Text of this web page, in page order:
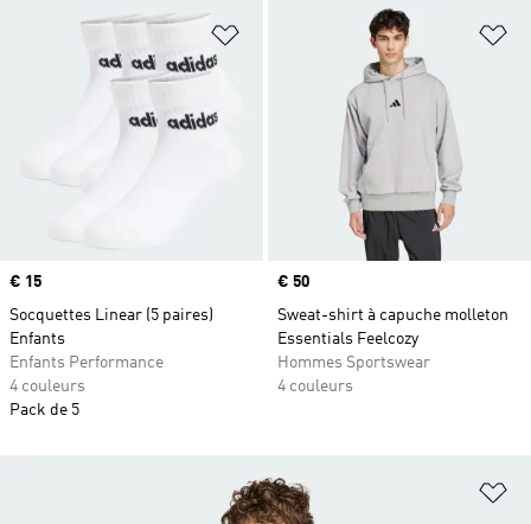
Ajouter à la Liste de produits
Prix
€ 15
Socquettes Linear (5 paires)
Enfants
Enfants Performance
4 couleurs
Pack de 5
Prix
€ 50
Sweat-shirt à capuche molleton
Essentials Feelcozy
Hommes Sportswear
4 couleurs